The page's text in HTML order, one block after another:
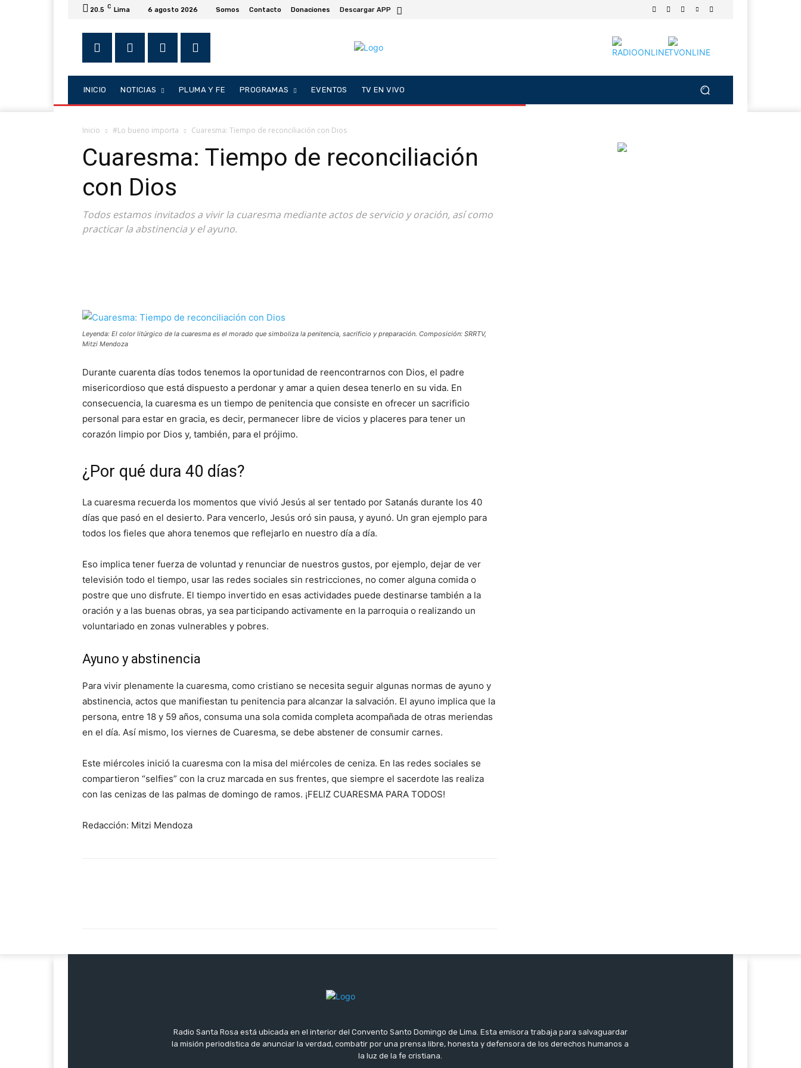
20.5 C Lima 6 agosto 2026 Somos Contacto Donaciones Descargar APP
INICIO NOTICIAS PLUMA Y FE PROGRAMAS EVENTOS TV EN VIVO
Inicio #Lo bueno importa Cuaresma: Tiempo de reconciliación con Dios
Cuaresma: Tiempo de reconciliación
con Dios
Todos estamos invitados a vivir la cuaresma mediante actos de servicio y oración, así como
practicar la abstinencia y el ayuno.
Leyenda: El color litúrgico de la cuaresma es el morado que simboliza la penitencia, sacrificio y preparación. Composición: SRRTV,
Mitzi Mendoza
Durante cuarenta días todos tenemos la oportunidad de reencontrarnos con Dios, el padre
misericordioso que está dispuesto a perdonar y amar a quien desea tenerlo en su vida. En
consecuencia, la cuaresma es un tiempo de penitencia que consiste en ofrecer un sacrificio
personal para estar en gracia, es decir, permanecer libre de vicios y placeres para tener un
corazón limpio por Dios y, también, para el prójimo.
¿Por qué dura 40 días?
La cuaresma recuerda los momentos que vivió Jesús al ser tentado por Satanás durante los 40
días que pasó en el desierto. Para vencerlo, Jesús oró sin pausa, y ayunó. Un gran ejemplo para
todos los fieles que ahora tenemos que reflejarlo en nuestro día a día.
Eso implica tener fuerza de voluntad y renunciar de nuestros gustos, por ejemplo, dejar de ver
televisión todo el tiempo, usar las redes sociales sin restricciones, no comer alguna comida o
postre que uno disfrute. El tiempo invertido en esas actividades puede destinarse también a la
oración y a las buenas obras, ya sea participando activamente en la parroquia o realizando un
voluntariado en zonas vulnerables y pobres.
Ayuno y abstinencia
Para vivir plenamente la cuaresma, como cristiano se necesita seguir algunas normas de ayuno y
abstinencia, actos que manifiestan tu penitencia para alcanzar la salvación. El ayuno implica que la
persona, entre 18 y 59 años, consuma una sola comida completa acompañada de otras meriendas
en el día. Así mismo, los viernes de Cuaresma, se debe abstener de consumir carnes.
Este miércoles inició la cuaresma con la misa del miércoles de ceniza. En las redes sociales se
compartieron “selfies” con la cruz marcada en sus frentes, que siempre el sacerdote las realiza
con las cenizas de las palmas de domingo de ramos. ¡FELIZ CUARESMA PARA TODOS!
Redacción: Mitzi Mendoza
Radio Santa Rosa está ubicada en el interior del Convento Santo Domingo de Lima. Esta emisora trabaja para salvaguardar
la misión periodística de anunciar la verdad, combatir por una prensa libre, honesta y defensora de los derechos humanos a
la luz de la fe cristiana.